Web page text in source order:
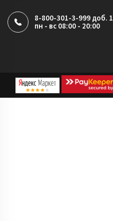
8-800-301-3-999 доб. 1
пн - вс 08:00 - 20:00